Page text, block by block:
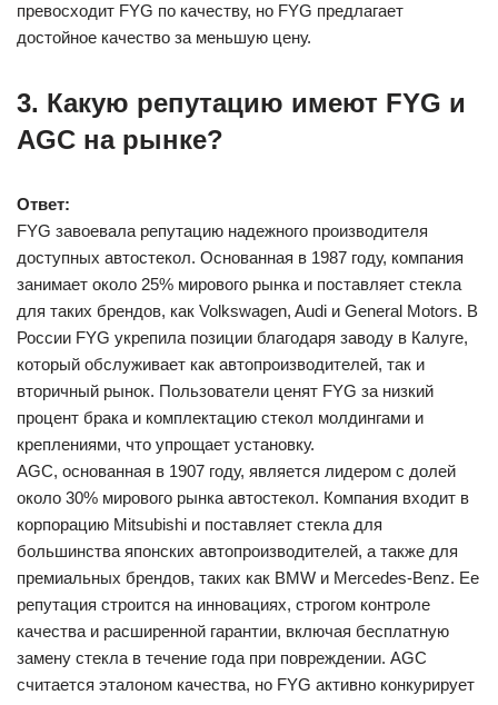
превосходит FYG по качеству, но FYG предлагает
достойное качество за меньшую цену.
3. Какую репутацию имеют FYG и
AGC на рынке?
Ответ:
FYG завоевала репутацию надежного производителя
доступных автостекол. Основанная в 1987 году, компания
занимает около 25% мирового рынка и поставляет стекла
для таких брендов, как Volkswagen, Audi и General Motors. В
России FYG укрепила позиции благодаря заводу в Калуге,
который обслуживает как автопроизводителей, так и
вторичный рынок. Пользователи ценят FYG за низкий
процент брака и комплектацию стекол молдингами и
креплениями, что упрощает установку.
AGC, основанная в 1907 году, является лидером с долей
около 30% мирового рынка автостекол. Компания входит в
корпорацию Mitsubishi и поставляет стекла для
большинства японских автопроизводителей, а также для
премиальных брендов, таких как BMW и Mercedes-Benz. Ее
репутация строится на инновациях, строгом контроле
качества и расширенной гарантии, включая бесплатную
замену стекла в течение года при повреждении. AGC
считается эталоном качества, но FYG активно конкурирует